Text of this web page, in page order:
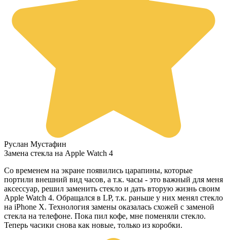
Руслан Мустафин
Замена стекла на Apple Watch 4
Со временем на экране появились царапины, которые
портили внешний вид часов, а т.к. часы - это важный для меня
аксессуар, решил заменить стекло и дать вторую жизнь своим
Apple Watch 4. Обращался в LP, т.к. раньше у них менял стекло
на iPhone X. Технология замены оказалась схожей с заменой
стекла на телефоне. Пока пил кофе, мне поменяли стекло.
Теперь часики снова как новые, только из коробки.